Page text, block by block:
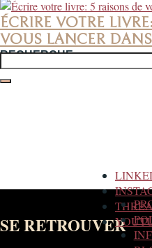
ÉCRIRE VOTRE
VOUS LANCER DANS
RECHERCHE
SE RETROUVER